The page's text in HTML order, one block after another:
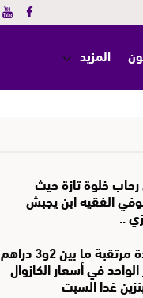
المزيد
خلوة تازة حيث
الفقيه ابن يجبش
..
زيادة مرتقبة ما بين 2و3 دراهم
الواحد في أسعار الكازوال
غدا السبت